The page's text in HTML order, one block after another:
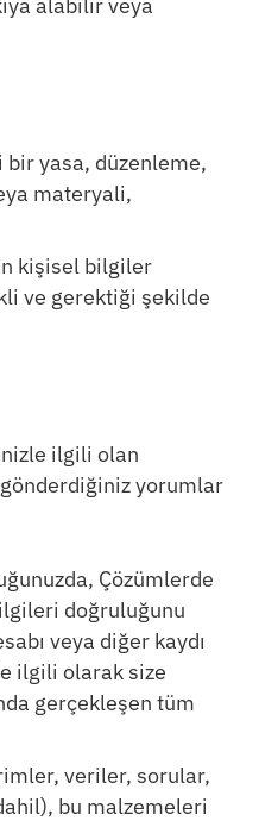
yasa, düzenleme,
materyali,
kişisel bilgiler
ve gerektiği şekilde
ilgili olan
yorumlar
Çözümlerde
doğruluğunu
veya diğer kaydı
ilgili olarak size
gerçekleşen tüm
veriler, sorular,
bu malzemeleri